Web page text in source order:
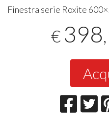
Finestra serie Roxite
€ 398